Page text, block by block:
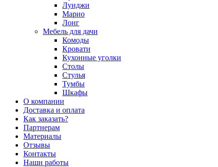
Луиджи
Марио
Лонг
Мебель для дачи
Комоды
Кровати
Кухонные уголки
Столы
Стулья
Тумбы
Шкафы
О компании
Доставка и оплата
Как заказать?
Партнерам
Материалы
Отзывы
Контакты
Наши работы